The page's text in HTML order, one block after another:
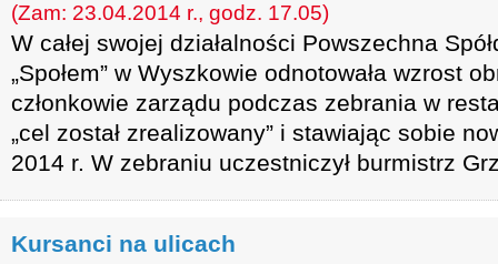
(Zam: 23.04.2014 r., godz. 17.05)
W całej swojej działalności Powszechna
„Społem” w Wyszkowie odnotowała wzrost
członkowie zarządu podczas zebrania w
„cel został zrealizowany” i stawiając sobie
2014 r. W zebraniu uczestniczył burmistrz
Kursanci na ulicach